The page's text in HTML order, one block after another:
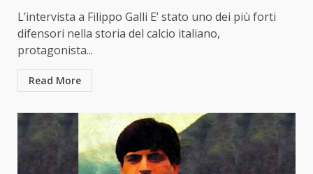
L’intervista a Filippo Galli E’ stato uno dei più forti
difensori nella storia del calcio italiano,
protagonista...
Read More